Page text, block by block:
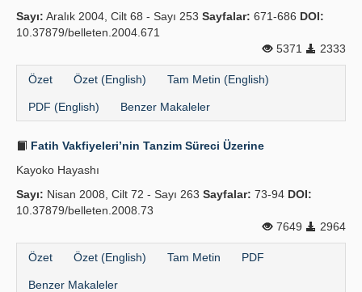
Kılavuzlar
Sayı: Aralık 2004, Cilt 68 - Sayı 253 Sayfalar: 671-686 DOI:
10.37879/belleten.2004.671
5371
2333
Özet Özet (English) Tam Metin (English)
PDF (English) Benzer Makaleler
Fatih Vakfiyeleri’nin Tanzim Süreci Üzerine
Kayoko Hayashı
Sayı: Nisan 2008, Cilt 72 - Sayı 263 Sayfalar: 73-94 DOI:
10.37879/belleten.2008.73
7649
2964
Özet Özet (English) Tam Metin PDF
Benzer Makaleler